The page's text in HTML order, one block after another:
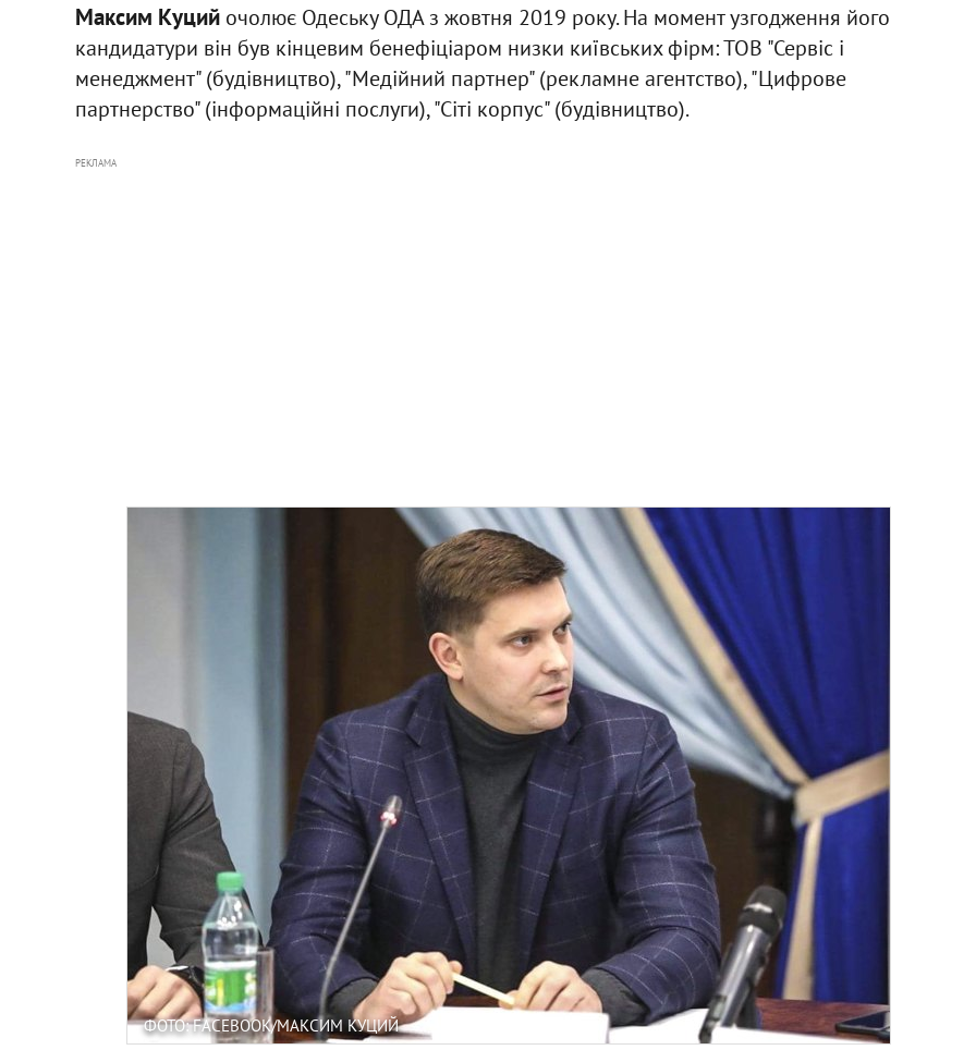
Максим Куцийочолює Одеську ОДА з жовтня 2019 року. На момент узгодження його
кандидатури він був кінцевим бенефіціаром низки київських фірм: ТОВ "Сервіс і
менеджмент" (будівництво), "Медійний партнер" (рекламне агентство), "Цифрове
партнерство" (інформаційні послуги), "Сіті корпус" (будівництво).
РЕКЛАМА
ФОТО: FACEBOOK/МАКСИМ КУЦИЙ